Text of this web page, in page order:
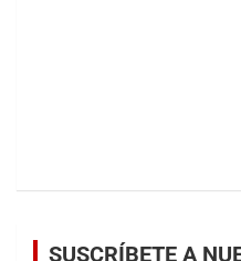
SUSCRÍBETE A